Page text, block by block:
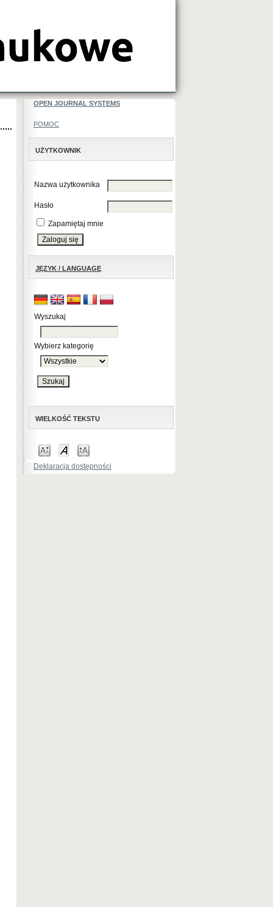
OPEN JOURNAL SYSTEMS
POMOC
UŻYTKOWNIK
Nazwa użytkownika
Hasło
Zapamiętaj mnie
JĘZYK / LANGUAGE
Wyszukaj
Wybierz kategorię
WIELKOŚĆ TEKSTU
Deklaracja dostępności